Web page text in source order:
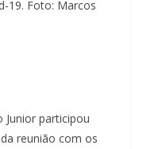
Junior participou
reunião com os